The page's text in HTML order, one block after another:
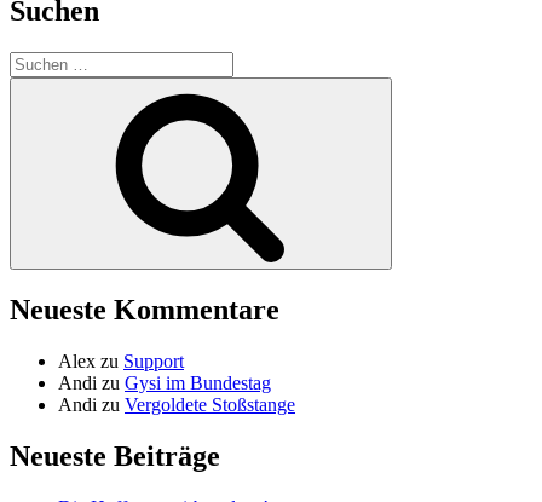
Suchen
Suche
nach:
Neueste Kommentare
Alex zu Support
Andi zu Gysi im Bundestag
Andi zu Vergoldete Stoßstange
Neueste Beiträge